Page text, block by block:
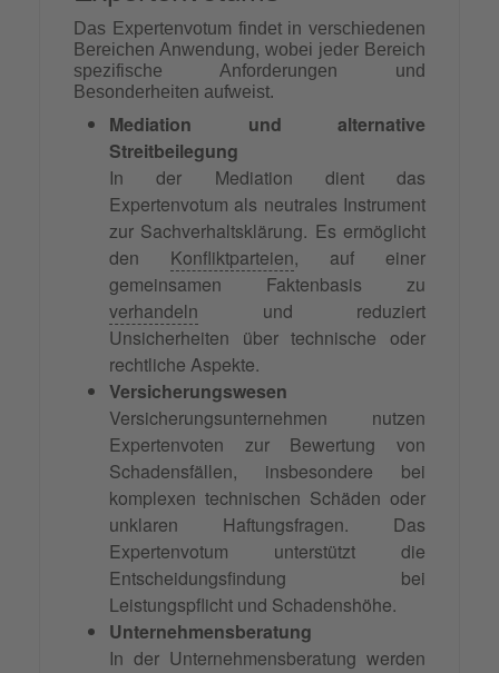
Das Expertenvotum findet in verschiedenen
Bereichen Anwendung, wobei jeder Bereich
spezifische Anforderungen und
Besonderheiten aufweist.
Mediation und alternative
Streitbeilegung
In der Mediation dient das
Expertenvotum als neutrales Instrument
zur Sachverhaltsklärung. Es ermöglicht
den Konfliktparteien, auf einer
gemeinsamen Faktenbasis zu
verhandeln und reduziert
Unsicherheiten über technische oder
rechtliche Aspekte.
Versicherungswesen
Versicherungsunternehmen nutzen
Expertenvoten zur Bewertung von
Schadensfällen, insbesondere bei
komplexen technischen Schäden oder
unklaren Haftungsfragen. Das
Expertenvotum unterstützt die
Entscheidungsfindung bei
Leistungspflicht und Schadenshöhe.
Unternehmensberatung
In der Unternehmensberatung werden